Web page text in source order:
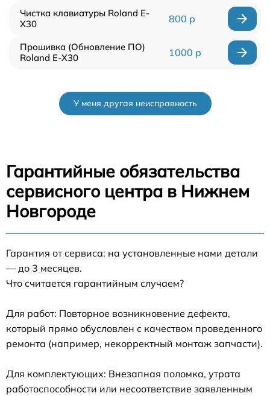
Чистка клавиатуры Roland E-
X30
800 р
Прошивка (Обновление ПО)
Roland E-X30
1000 р
У меня другая неисправность
Гарантийные обязательства
сервисного центра в Нижнем
Новгороде
Гарантия от сервиса: на установленные нами детали
— до 3 месяцев.
Что считается гарантийным случаем?
Для работ: Повторное возникновение дефекта,
который прямо обусловлен с качеством проведенного
ремонта (например, некорректный монтаж запчасти).
Для комплектующих: Внезапная поломка, утрата
работоспособности или несоответствие заявленным